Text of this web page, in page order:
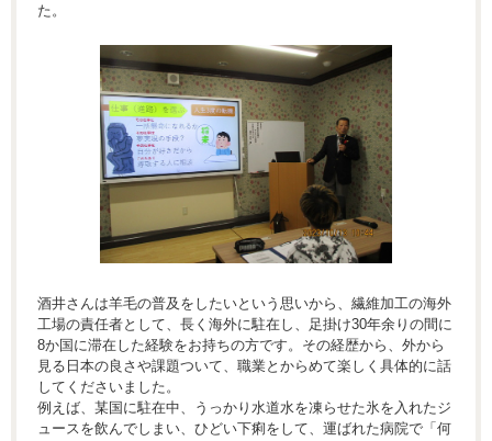
た。
酒井さんは羊毛の普及をしたいという思いから、繊維加工の海外
工場の責任者として、長く海外に駐在し、足掛け30年余りの間に
8か国に滞在した経験をお持ちの方です。その経歴から、外から
見る日本の良さや課題ついて、職業とからめて楽しく具体的に話
してくださいました。
例えば、某国に駐在中、うっかり水道水を凍らせた氷を入れたジ
ュースを飲んでしまい、ひどい下痢をして、運ばれた病院で「何